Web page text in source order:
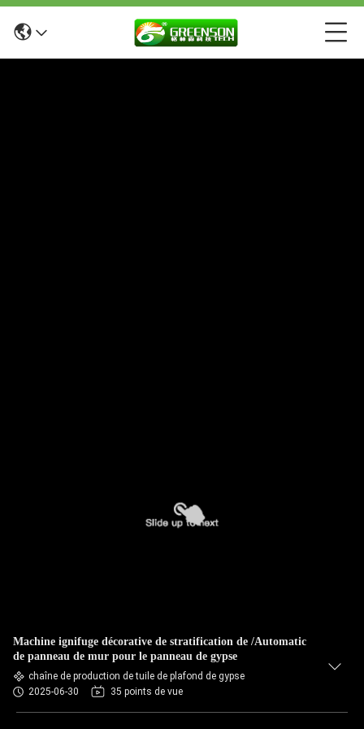
Machine ignifuge décorative de stratification de /Automatic
de panneau de mur pour le panneau de gypse
chaîne de production de tuile de plafond de gypse
2025-06-30
35 points de vue